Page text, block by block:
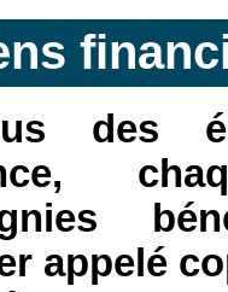
des
appelé